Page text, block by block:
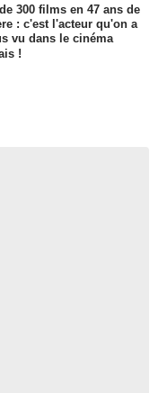
300 films en 47 ans de
: c'est l'acteur qu'on a
vu dans le cinéma
!